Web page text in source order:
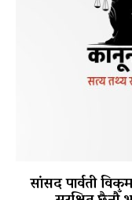
सांसद पार्वती